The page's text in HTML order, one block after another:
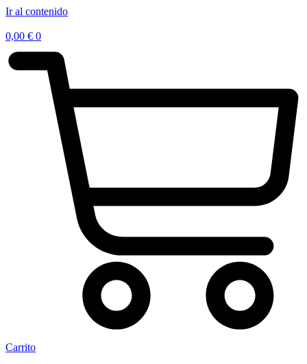
Ir al contenido
0,00 € 0
Carrito